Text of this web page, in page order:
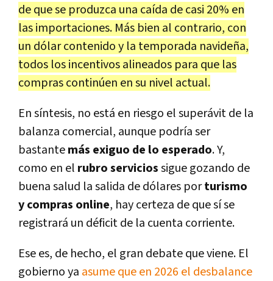
de que se produzca una caída de casi 20% en
las importaciones. Más bien al contrario, con
un dólar contenido y la temporada navideña,
todos los incentivos alineados para que las
compras continúen en su nivel actual.
En síntesis, no está en riesgo el superávit de la
balanza comercial, aunque podría ser
bastantemás exiguo de lo esperado. Y,
como en el rubro serviciossigue gozando de
buena salud la salida de dólares porturismo
y compras online, hay certeza de que sí se
registrará un déficit de la cuenta corriente.
Ese es, de hecho, el gran debate que viene. El
gobierno ya asume que en 2026 el desbalance